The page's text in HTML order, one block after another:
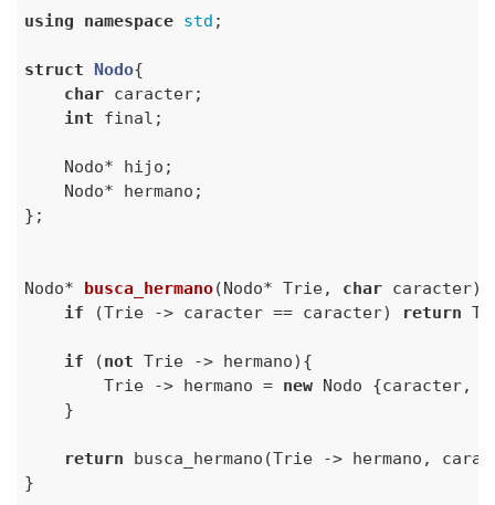
using namespace std ;
struct Nodo{
char caracter;
int final;
    Nodo* hijo;
    Nodo* hermano;
};
Nodo* busca_hermano(Nodo* Trie, char caracter)
if (Trie -> caracter == caracter) return
if (not Trie -> hermano){
        Trie -> hermano =
new Nodo {caracter,
    }
return busca_hermano(Trie -> hermano,
}